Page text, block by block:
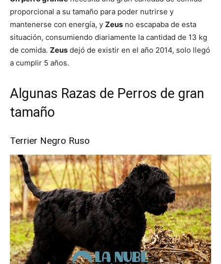
proporcional a su tamaño para poder nutrirse y
mantenerse con energía, y Zeus no escapaba de esta
situación, consumiendo diariamente la cantidad de 13 kg
de comida. Zeus dejó de existir en el año 2014, solo llegó
a cumplir 5 años.
Algunas Razas de Perros de gran
tamaño
Terrier Negro Ruso